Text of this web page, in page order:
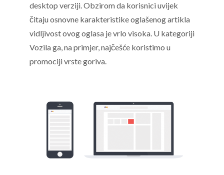
desktop verziji. Obzirom da korisnici uvijek
čitaju osnovne karakteristike oglašenog artikla
vidljivost ovog oglasa je vrlo visoka. U kategoriji
Vozila ga, na primjer, najčešće koristimo u
promociji vrste goriva.